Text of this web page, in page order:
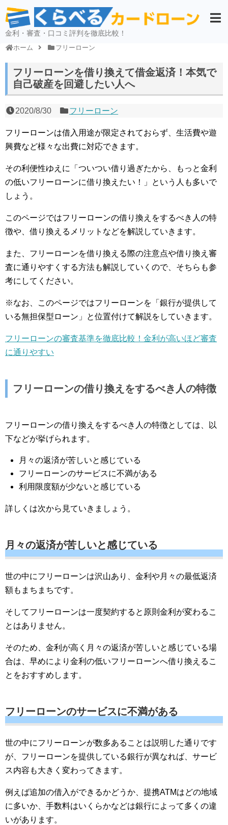
金利・審査・口コミ評判を徹底比較！
ホーム フリーローン
フリーローンを借り換えて借金返済！本気で
自己破産を回避したい人へ
2020/8/30 フリーローン
フリーローンは借入用途が限定されておらず、生活費や遊
興費など様々な出費に対応できます。
その利便性ゆえに「ついつい借り過ぎたから、もっと金利
の低いフリーローンに借り換えたい！」という人も多いで
しょう。
このページではフリーローンの借り換えをするべき人の特
徴や、借り換えるメリットなどを解説していきます。
また、フリーローンを借り換える際の注意点や借り換え審
査に通りやすくする方法も解説していくので、そちらも参
考にしてください。
※なお、このページではフリーローンを「銀行が提供して
いる無担保型ローン」と位置付けて解説をしていきます。
フリーローンの審査基準を徹底比較！金利が高いほど審査
に通りやすい
フリーローンの借り換えをするべき人の特徴
フリーローンの借り換えをするべき人の特徴としては、以
下などが挙げられます。
月々の返済が苦しいと感じている
フリーローンのサービスに不満がある
利用限度額が少ないと感じている
詳しくは次から見ていきましょう。
月々の返済が苦しいと感じている
世の中にフリーローンは沢山あり、金利や月々の最低返済
額もまちまちです。
そしてフリーローンは一度契約すると原則金利が変わるこ
とはありません。
そのため、金利が高く月々の返済が苦しいと感じている場
合は、早めにより金利の低いフリーローンへ借り換えるこ
とをおすすめします。
フリーローンのサービスに不満がある
世の中にフリーローンが数多あることは説明した通りです
が、フリーローンを提供している銀行が異なれば、サービ
ス内容も大きく変わってきます。
例えば追加の借入ができるかどうか、提携ATMはどの地域
に多いか、手数料はいくらかなどは銀行によって多くの違
いがあります。